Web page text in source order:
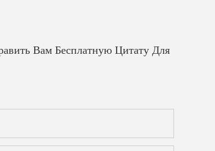
Вам Бесплатную Цитату Для